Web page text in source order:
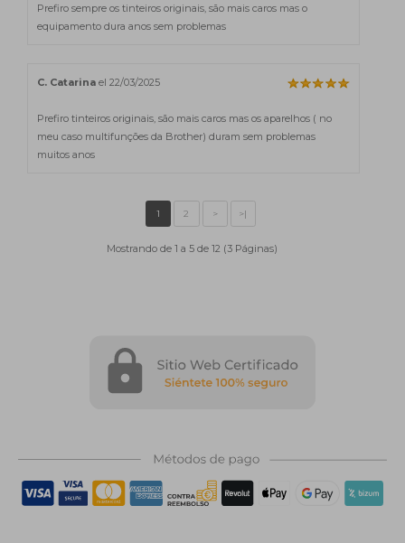
Prefiro sempre os tinteiros originais, são mais caros mas o
equipamento dura anos sem problemas
C. Catarina el 22/03/2025
Prefiro tinteiros originais, são mais caros mas os aparelhos ( no
meu caso multifunções da Brother) duram sem problemas
muitos anos
Mostrando de 1 a 5 de 12 (3 Páginas)